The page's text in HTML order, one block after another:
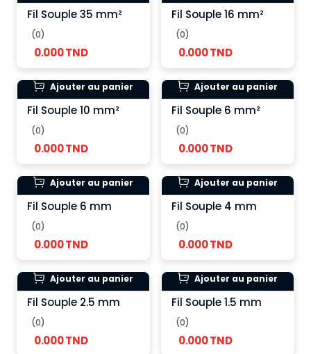
Fil Souple 35 mm²
(0)
0.000 TND
Fil Souple 16 mm²
(0)
0.000 TND
Ajouter au panier
Fil Souple 10 mm²
(0)
0.000 TND
Ajouter au panier
Fil Souple 6 mm²
(0)
0.000 TND
Ajouter au panier
Fil Souple 6 mm
(0)
0.000 TND
Ajouter au panier
Fil Souple 4 mm
(0)
0.000 TND
Ajouter au panier
Fil Souple 2.5 mm
(0)
0.000 TND
Ajouter au panier
Fil Souple 1.5 mm
(0)
0.000 TND